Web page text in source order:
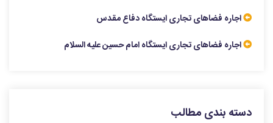
اجاره فضاهای تجاری ایستگاه دفاع مقدس
اجاره فضاهای تجاری ایستگاه امام حسین علیه السلام
دسته بندی مطالب